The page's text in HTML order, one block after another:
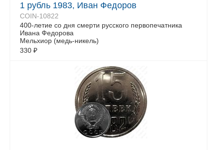
1 рубль 1983, Иван Федоров
COIN-10822
400-летие со дня смерти русского первопечaтника
Ивана Федорова
Мельхиор (медь-никель)
330 ₽